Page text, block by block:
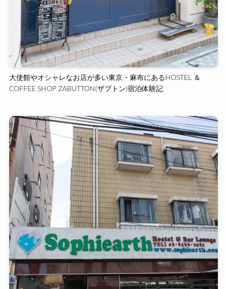
大使館やオシャレなお店が多い東京・麻布にあるHOSTEL ＆
COFFEE SHOP ZABUTTON(ザブトン)宿泊体験記